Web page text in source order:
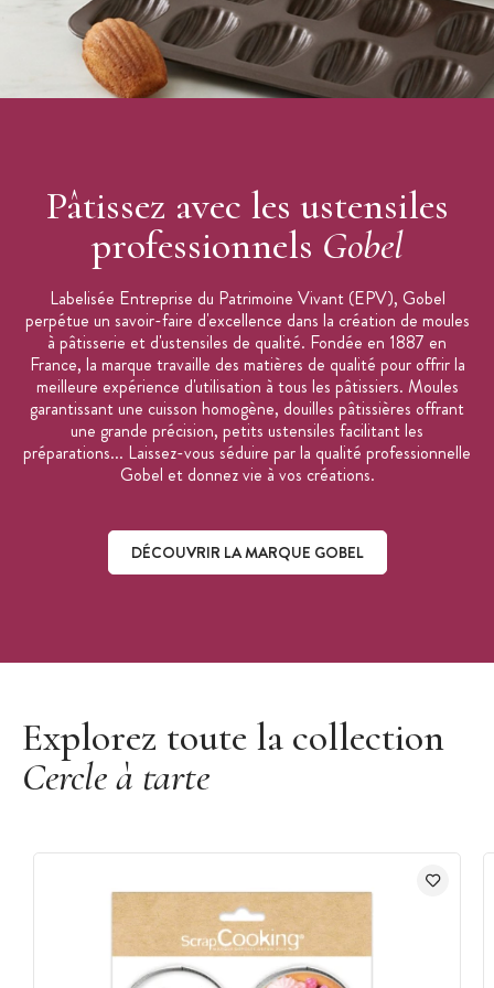
Pâtissez avec les ustensiles
professionnels Gobel
Labelisée Entreprise du Patrimoine Vivant (EPV), Gobel
perpétue un savoir-faire d'excellence dans la création de moules
à pâtisserie et d'ustensiles de qualité. Fondée en 1887 en
France, la marque travaille des matières de qualité pour offrir la
meilleure expérience d'utilisation à tous les pâtissiers. Moules
garantissant une cuisson homogène, douilles pâtissières offrant
une grande précision, petits ustensiles facilitant les
préparations... Laissez-vous séduire par la qualité professionnelle
Gobel et donnez vie à vos créations.
DÉCOUVRIR LA MARQUE GOBEL
Explorez toute la collection
Cercle à tarte